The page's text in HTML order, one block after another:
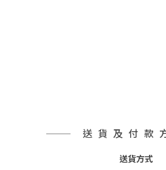
送貨及付款
送貨方式